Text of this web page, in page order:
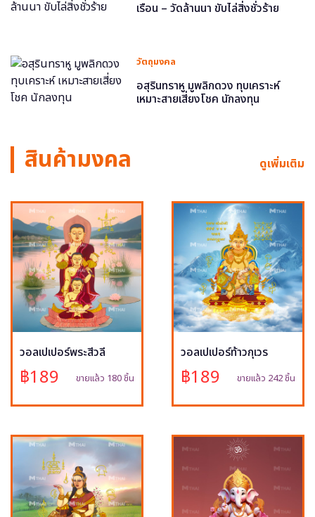
เรือน – วัดล้านนา ขับไล่สิ่งชั่วร้าย
วัตถุมงคล
อสุรินทราหู มูพลิกดวง ทุบเคราะห์
เหมาะสายเสี่ยงโชค นักลงทุน
สินค้ามงคล ดูเพิ่มเติม
วอลเปเปอร์พระสีวลี
฿189 ขายแล้ว 180 ชิ้น
วอลเปเปอร์ท้าวกุเวร
฿189 ขายแล้ว 242 ชิ้น